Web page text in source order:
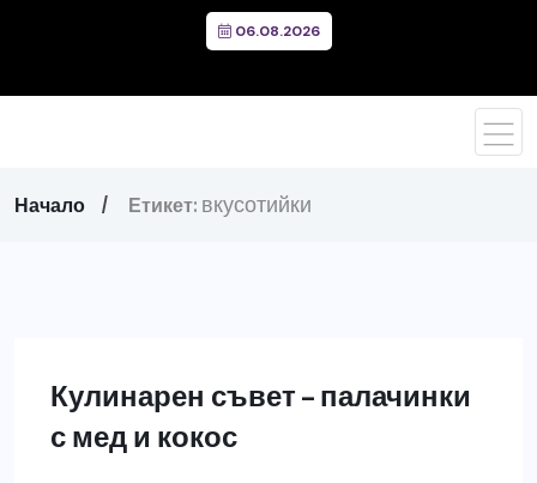
06.08.2026
Начало Етикет: вкусотийки
Кулинарен съвет – палачинки
с мед и кокос